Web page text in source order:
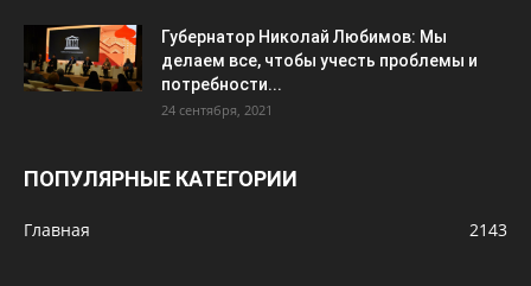
Губернатор Николай Любимов: Мы
делаем все, чтобы учесть проблемы и
потребности...
24 сентября, 2021
ПОПУЛЯРНЫЕ КАТЕГОРИИ
Главная 2143